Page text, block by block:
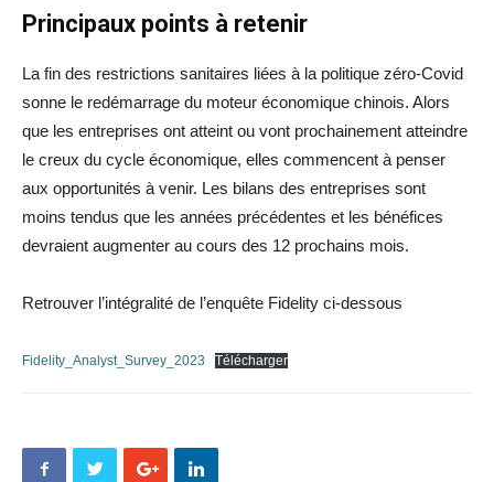
Principaux points à retenir
La fin des restrictions sanitaires liées à la politique zéro-Covid
sonne le redémarrage du moteur économique chinois. Alors
que les entreprises ont atteint ou vont prochainement atteindre
le creux du cycle économique, elles commencent à penser
aux opportunités à venir. Les bilans des entreprises sont
moins tendus que les années précédentes et les bénéfices
devraient augmenter au cours des 12 prochains mois.
Retrouver l’intégralité de l’enquête Fidelity ci-dessous
Fidelity_Analyst_Survey_2023 Télécharger